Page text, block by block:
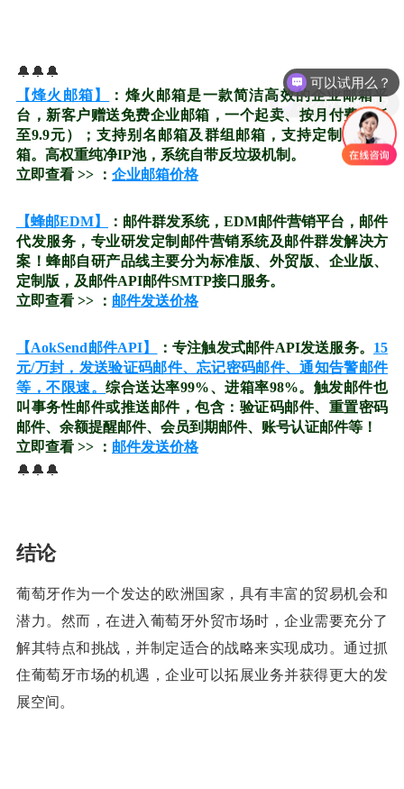
🔔🔔🔔
【烽火邮箱】
：烽火邮箱是一款简洁高效的企业邮箱平
台，新客户赠送免费企业邮箱，一个起卖、按月付费（低
至9.9元）；支持别名邮箱及群组邮箱，支持定制无限邮
箱。高权重纯净IP池，系统自带反垃圾机制。
立即查看 >> ： 企业邮箱价格
【蜂邮EDM】
：邮件群发系统，EDM邮件营销平台，邮件
代发服务，专业研发定制邮件营销系统及邮件群发解决方
案！蜂邮自研产品线主要分为标准版、外贸版、企业版、
定制版，及邮件API邮件SMTP接口服务。
立即查看 >> ： 邮件发送价格
【AokSend邮件API】 ：专注触发式邮件API发送服务。 15
元/万封，发送验证码邮件、忘记密码邮件、通知告警邮件
等，不限速。综合送达率99%、进箱率98%。触发邮件也
叫事务性邮件或推送邮件，包含：验证码邮件、重置密码
邮件、余额提醒邮件、会员到期邮件、账号认证邮件等！
立即查看 >> ： 邮件发送价格
🔔🔔🔔
结论
葡萄牙作为一个发达的欧洲国家，具有丰富的贸易机会和
潜力。然而，在进入葡萄牙外贸市场时，企业需要充分了
解其特点和挑战，并制定适合的战略来实现成功。通过抓
住葡萄牙市场的机遇，企业可以拓展业务并获得更大的发
展空间。
怎么收费的呢？